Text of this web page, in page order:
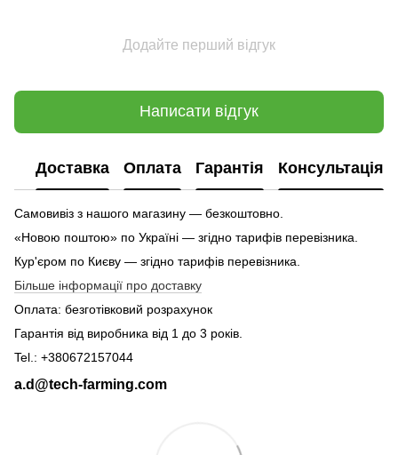
Додайте перший відгук
Написати відгук
Доставка Оплата Гарантія Консультація
Самовивіз з нашого магазину — безкоштовно.
«Новою поштою» по Україні — згідно тарифів перевізника.
Кур'єром по Києву — згідно тарифів перевізника.
Більше інформації про доставку
Оплата: безготівковий розрахунок
Гарантія від виробника від 1 до 3 років.
Tel.: +380672157044
a.d@tech-farming.com